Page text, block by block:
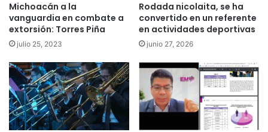
Michoacán a la
vanguardia en combate a
extorsión: Torres Piña
julio 25, 2023
Rodada nicolaita, se ha
convertido en un referente
en actividades deportivas
junio 27, 2026